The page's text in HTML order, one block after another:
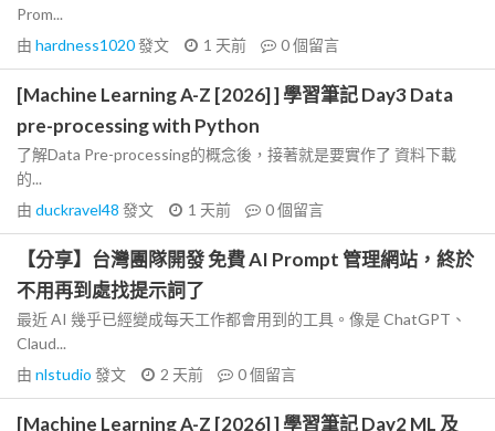
Prom...
由 hardness1020發文 1 天前 0個留言
[Machine Learning A-Z [2026] ] 學習筆記 Day3 Data
pre-processing with Python
了解Data Pre-processing的概念後，接著就是要實作了 資料下載
的...
由 duckravel48 發文 1 天前 0個留言
【分享】台灣團隊開發 免費 AI Prompt 管理網站，終於
不用再到處找提示詞了
最近 AI 幾乎已經變成每天工作都會用到的工具。像是 ChatGPT、
Claud...
由 nlstudio 發文 2 天前 0個留言
[Machine Learning A-Z [2026] ] 學習筆記 Day2 ML 及